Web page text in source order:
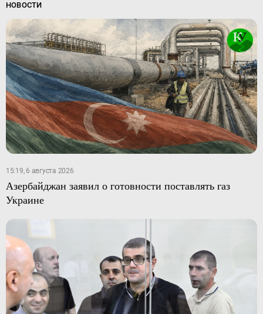
НОВОСТИ
15:19, 6 августа 2026
Азербайджан заявил о готовности поставлять газ
Украине